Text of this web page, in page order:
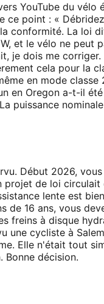
YouTube du
point : «
conformité. La loi
et le vélo ne peut
je dois me
cela pour la
en mode
en Oregon a-t-il
puissance
Début 2026,
de loi
lente est
de 16 ans, vous
à disque
une cycliste à
Elle n'était tout
Bonne décision.